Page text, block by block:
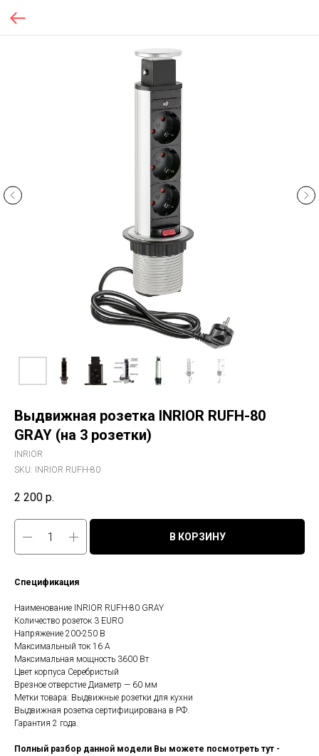
Выдвижная розетка INRIOR RUFH-80
GRAY (на 3 розетки)
INRIOR
SKU:
INRIOR RUFH-80
2 200 р.
В КОРЗИНУ
Спецификация
Наименование INRIOR RUFH-80 GRAY
Количество розеток 3 EURO
Напряжение 200-250 В
Максимальный ток 16 А
Максимальная мощность 3600 Вт
Цвет корпуса Серебристый
Врезное отверстие Диаметр — 60 мм
Метки товара: Выдвижные розетки для кухни
Выдвижная розетка сертифицирована в РФ.
Гарантия 2 года.
Полный разбор данной модели Вы можете посмотреть тут -